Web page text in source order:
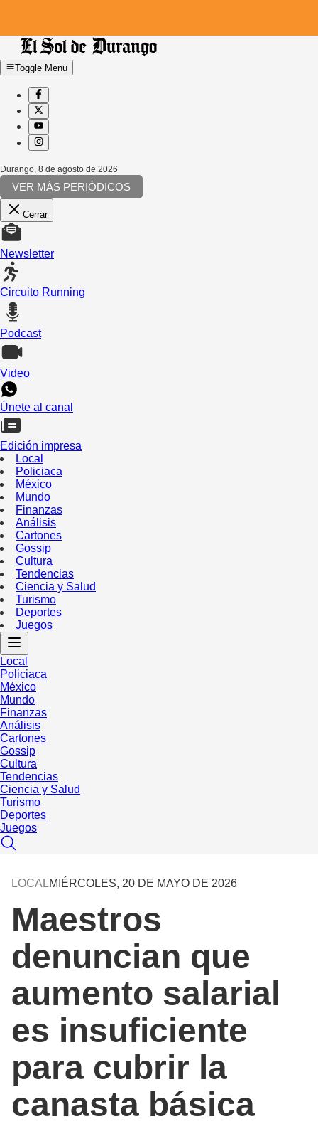
Toggle Menu
Durango 8 de agosto de 2026
VER MÁS PERIÓDICOS
Cerrar
Newsletter
Circuito Running
Podcast
Video
Únete al canal
Edición impresa
Local
Policiaca
México
Mundo
Finanzas
Análisis
Cartones
Gossip
Cultura
Tendencias
Ciencia y Salud
Turismo
Deportes
Juegos
Local
Policiaca
México
Mundo
Finanzas
Análisis
Cartones
Gossip
Cultura
Tendencias
Ciencia y Salud
Turismo
Deportes
Juegos
LOCALMIÉRCOLES, 20 DE MAYO DE 2026
Maestros
denuncian que
aumento salarial
es insuficiente
para cubrir la
canasta básica